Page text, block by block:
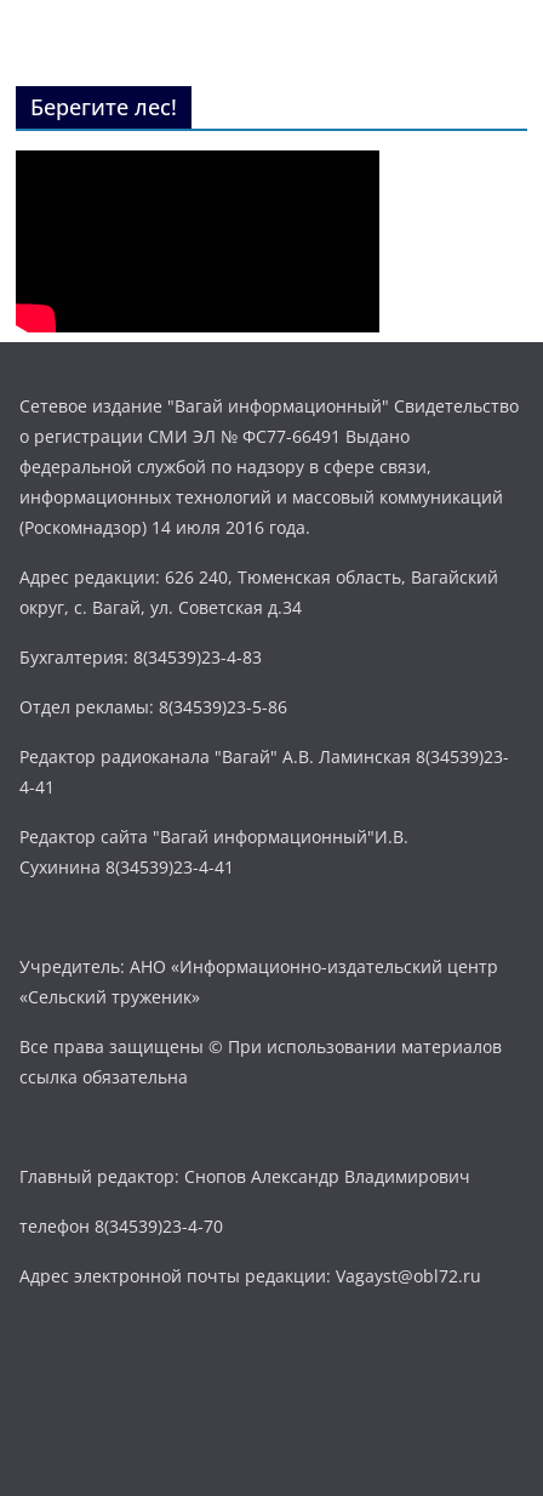
Берегите лес!
Сетевое издание "Вагай информационный" Свидетельство
о регистрации СМИ ЭЛ № ФС77-66491 Выдано
федеральной службой по надзору в сфере связи,
информационных технологий и массовый коммуникаций
(Роскомнадзор) 14 июля 2016 года.
Адрес редакции: 626 240, Тюменская область, Вагайский
округ, с. Вагай, ул. Советская д.34
Бухгалтерия: 8(34539)23-4-83
Отдел рекламы: 8(34539)23-5-86
Редактор радиоканала "Вагай" А.В. Ламинская 8(34539)23-
4-41
Редактор сайта "Вагай информационный"И.В.
Сухинина 8(34539)23-4-41
Учредитель: АНО «Информационно-издательский центр
«Сельский труженик»
Все права защищены © При использовании материалов
ссылка обязательна
Главный редактор: Снопов Александр Владимирович
телефон 8(34539)23-4-70
Адрес электронной почты редакции: Vagayst@obl72.ru